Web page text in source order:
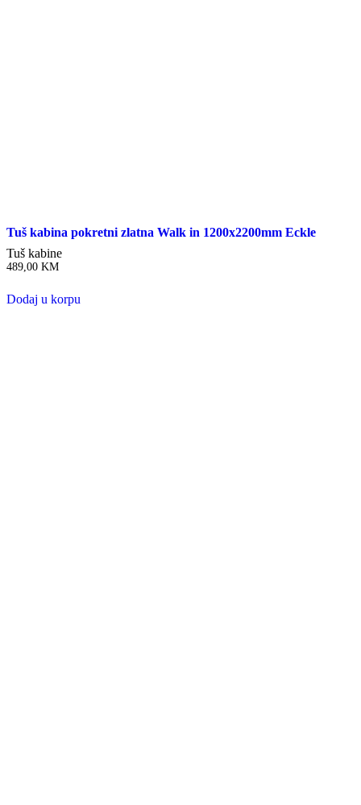
Tuš kabina pokretni zlatna Walk in 1200x2200mm Eckle
Tuš kabine
489,00 KM
Dodaj u korpu